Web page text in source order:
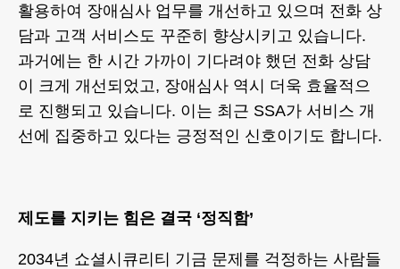
활용하여 장애심사 업무를 개선하고 있으며 전화 상
담과 고객 서비스도 꾸준히 향상시키고 있습니다.
과거에는 한 시간 가까이 기다려야 했던 전화 상담
이 크게 개선되었고, 장애심사 역시 더욱 효율적으
로 진행되고 있습니다. 이는 최근 SSA가 서비스 개
선에 집중하고 있다는 긍정적인 신호이기도 합니다.
제도를 지키는 힘은 결국 ‘정직함’
2034년 쇼셜시큐리티 기금 문제를 걱정하는 사람들